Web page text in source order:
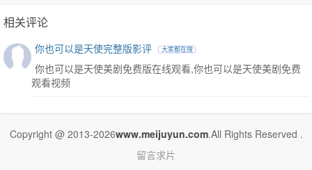
相关评论
你也可以是天使完整版影评 大家都在搜
你也可以是天使美剧免费版在线观看,你也可以是天使美剧免费
观看视频
Copyright @ 2013-2026www.meijuyun.com.All Rights Reserved .
留言求片